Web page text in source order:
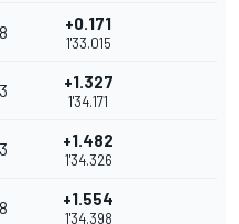
8 +0.171
1'33.015
3 +1.327
1'34.171
3 +1.482
1'34.326
8 +1.554
1'34.398